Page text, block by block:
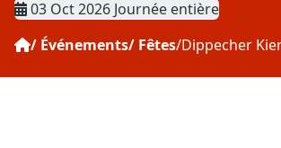
Date
03 Oct 2026 Journée entière
Événements Fêtes Dippecher